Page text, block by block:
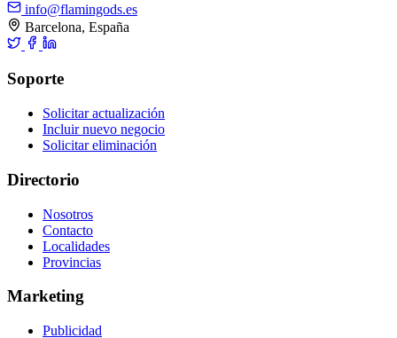
info@flamingods.es
Barcelona, España
Soporte
Solicitar actualización
Incluir nuevo negocio
Solicitar eliminación
Directorio
Nosotros
Contacto
Localidades
Provincias
Marketing
Publicidad